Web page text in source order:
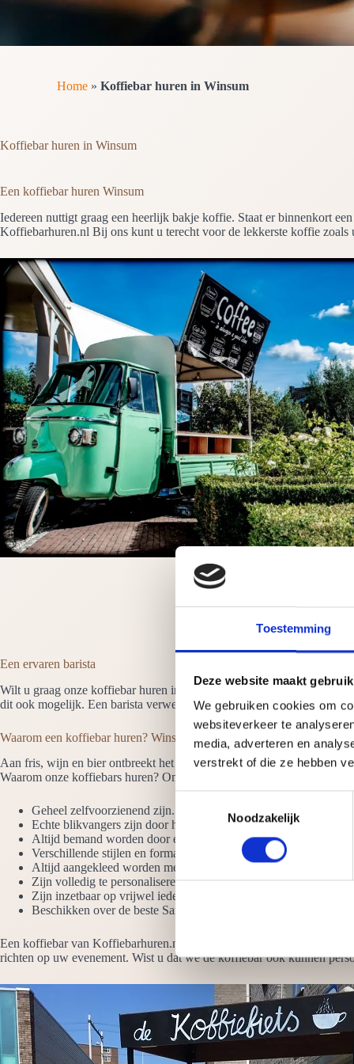
Toestemming
Deze website maakt
We gebruiken cookies om
websiteverkeer te
media, adverteren en
verstrekt of die ze hebben
e
s
t
e
m
i
s
s
e
Noodzakelijk
Home» Koffiebar huren in Winsum
Koffiebar huren in Winsum
Een koffiebar huren Winsum
Iedereen nuttigt graag een heerlijk bakje koffie. Staat er binnenkort
Koffiebarhuren.nl Bij ons kunt u terecht voor de lekkerste koffie zoals
Een ervaren barista
Wilt u graag onze koffiebar huren in Winsum dan is er altijd minimaal
dit ook mogelijk. Een barista verwelkomt de gasten en maakt en
Waarom een koffiebar huren? Winsum
Aan fris, wijn en bier ontbreekt het meestal niet op een evenement,
Waarom onze koffiebars huren? Omdat ze:
Geheel zelfvoorzienend zijn. Het enige wat we moeten hebben is
Echte blikvangers zijn door het hoogglans ontwerp en de LED-
Altijd bemand worden door ervaren barista’s die latte art
Verschillende stijlen en formaten hebben. Denk aan de koffie
Altijd aangekleed worden met vazen koffiebonen
Zijn volledig te personaliseren met jouw logo
Zijn inzetbaar op vrijwel iedere plek
Beschikken over de beste San Remo-koffiemolens en
Een koffiebar van Koffiebarhuren.nl beschikt over de beste
richten op uw evenement. Wist u dat we de koffiebar ook kunnen